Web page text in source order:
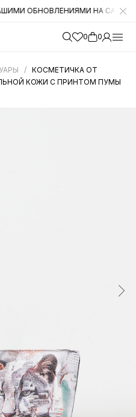
НА САЙТЕ. А
0 0
/ КОСМЕТИЧКА ОТ
КОЖИ С ПРИНТОМ ПУМЫ